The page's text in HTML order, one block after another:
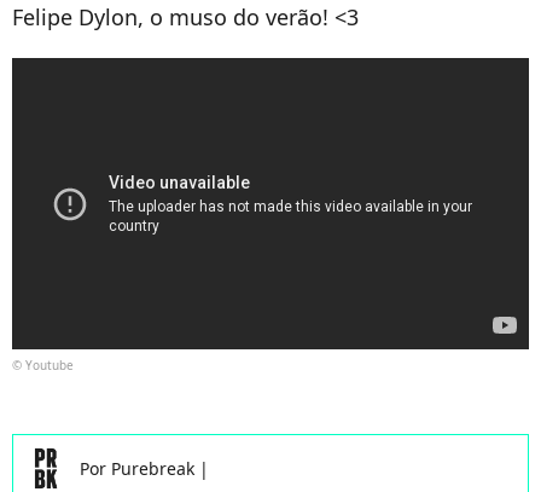
Felipe Dylon, o muso do verão! <3
© Youtube
Por Purebreak |